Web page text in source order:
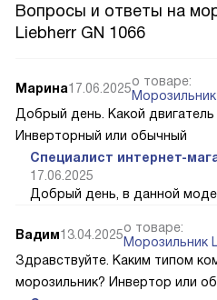
Вопросы и ответы на
Liebherr GN 1066
Марина17.06.2025о товаре:
Добрый день. Какой
Инверторный или обычный
Специалист интернет-
17.06.2025
Добрый день, в данной
Вадим13.04.2025о товаре:
Морозильник
Здравствуйте. Каким типом
морозильник? Инвертор или